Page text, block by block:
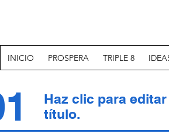
INICIO PROSPERA TRIPLE 8
Haz clic para
título.